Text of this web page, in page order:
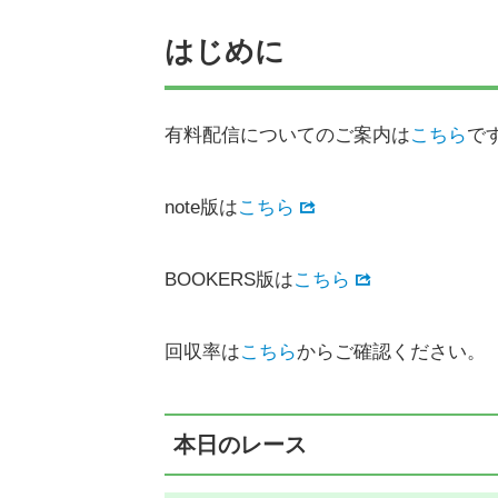
はじめに
有料配信についてのご案内はこちらで
note版はこちら
BOOKERS版はこちら
回収率はこちらからご確認ください。
本日のレース